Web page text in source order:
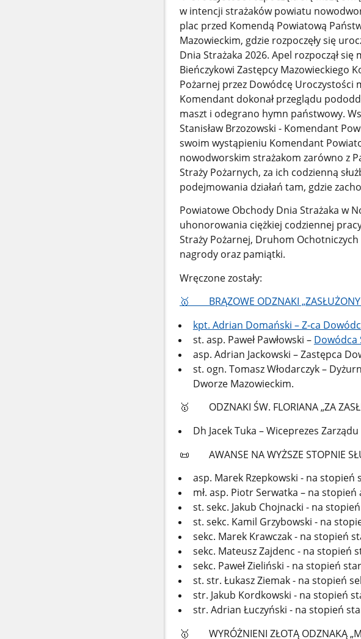
w intencji strażaków powiatu
plac przed Komendą Powiatową
Mazowieckim, gdzie rozpoczęły się
Dnia Strażaka 2026. Apel rozpoczął
Bieńczykowi Zastępcy Mazowieckiego
Pożarnej przez Dowódcę Uroczystości
Komendant dokonał przeglądu
maszt i odegrano hymn państwowy.
Stanisław Brzozowski - Komendant
swoim wystąpieniu Komendant
nowodworskim strażakom zarówno z
Straży Pożarnych, za ich codzienną
podejmowania działań tam, gdzie
Powiatowe Obchody Dnia Strażaka w
uhonorowania ciężkiej codziennej
Straży Pożarnej, Druhom
nagrody oraz pamiątki.
Wręczone zostały:
🥇 BRĄZOWE ODZNAKI „ZASŁUŻONY
kpt. Adrian Domański – Z-ca
st. asp. Paweł Pawłowski – Dowódca
asp. Adrian Jackowski – Zastępca
st. ogn. Tomasz Włodarczyk –
Dworze Mazowieckim.
🥇 ODZNAKI ŚW. FLORIANA „ZA
Dh Jacek Tuka – Wiceprezes Zarządu
📜 AWANSE NA WYŻSZE STOPNIE
asp. Marek Rzepkowski - na stopień
mł. asp. Piotr Serwatka – na
st. sekc. Jakub Chojnacki - na
st. sekc. Kamil Grzybowski - na
sekc. Marek Krawczak - na stopień
sekc. Mateusz Zajdenc - na stopień
sekc. Paweł Zieliński - na stopień
st. str. Łukasz Ziemak - na stopień
str. Jakub Kordkowski - na stopień
str. Adrian Łuczyński - na stopień
🥇 WYRÓŻNIENI ZŁOTĄ ODZNAKĄ